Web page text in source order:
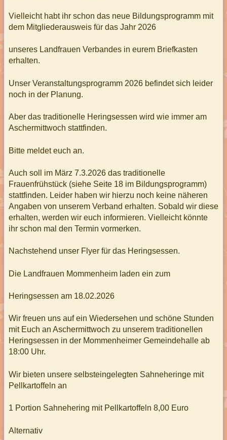
Vielleicht habt ihr schon das neue Bildungsprogramm mit
dem Mitgliederausweis für das Jahr 2026
unseres Landfrauen Verbandes in eurem Briefkasten
erhalten.
Unser Veranstaltungsprogramm 2026 befindet sich leider
noch in der Planung.
Aber das traditionelle Heringsessen wird wie immer am
Aschermittwoch stattfinden.
Bitte meldet euch an.
Auch soll im März 7.3.2026 das traditionelle
Frauenfrühstück (siehe Seite 18 im Bildungsprogramm)
stattfinden. Leider haben wir hierzu noch keine näheren
Angaben von unserem Verband erhalten. Sobald wir diese
erhalten, werden wir euch informieren. Vielleicht könnte
ihr schon mal den Termin vormerken.
Nachstehend unser Flyer für das Heringsessen.
Die Landfrauen Mommenheim laden ein zum
Heringsessen am 18.02.2026
Wir freuen uns auf ein Wiedersehen und schöne Stunden
mit Euch an Aschermittwoch zu unserem traditionellen
Heringsessen in der Mommenheimer Gemeindehalle ab
18:00 Uhr.
Wir bieten unsere selbsteingelegten Sahneheringe mit
Pellkartoffeln an
1 Portion Sahnehering mit Pellkartoffeln 8,00 Euro
Alternativ